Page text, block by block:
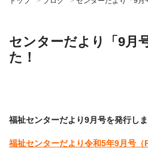
センターだより「9月
た！
福祉センターだより9月号を発行し
福祉センターだより令和5年9月号（